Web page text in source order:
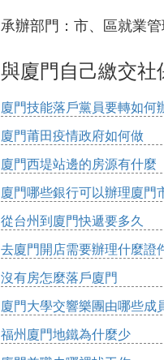
承辦部門：市、區就業
與廈門自己繳交
廈門技能落戶黨員要轉如何
廈門莆田疫情政府如何做
廈門西堤站邊的房源有什麼
廈門哪些銀行可以辦理廈門
從台州到廈門快遞要多久
去廈門開店需要辦理什麼證
沒有房怎麼落戶廈門
廈門大學交響樂團由哪些成
福州廈門地鐵為什麼少